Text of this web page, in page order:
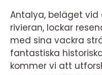
Antalya, beläget vid
rivieran, lockar
med sina vackra
fantastiska
kommer vi att